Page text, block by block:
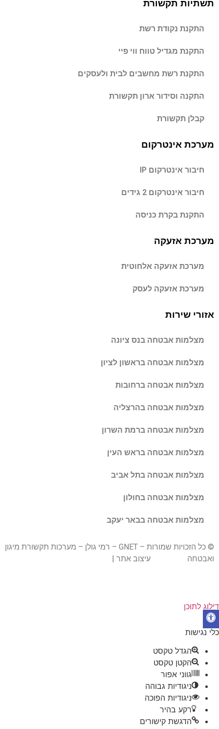
תשתיות תקשורת
התקנת נקודת רשת
התקנת מגדיל טווח ווי פיי
התקנת רשת מחשבים לבית ולעסקים
התקנה וסידור ארון תקשורת
קבלן תקשורת
מערכת אינטרקום
חיבור אינטרקום IP
חיבור אינטרקום 2 גידים
התקנת בקרת כניסה
מערכת אזעקה
מערכת אזעקה אלחוטית
מערכת אזעקה לעסק
אזורי שירות
מצלמות אבטחה בנס ציונה
מצלמות אבטחה בראשון לציון
מצלמות אבטחה ברחובות
מצלמות אבטחה בהרצליה
מצלמות אבטחה ברמת השרון
מצלמות אבטחה בראש העין
מצלמות אבטחה בתל אביב
מצלמות אבטחה בחולון
מצלמות אבטחה בבאר יעקב
© כל הזכויות שמורות – GNET – רמי גולן – מערכות תקשורת מיגון
ואבטחה
עיצוב אתר |
דילוג לתוכן
פתח סרגל נגישות
כלי נגישות
הגדל טקסט
הקטן טקסט
גווני אפור
ניגודיות גבוהה
ניגודיות הפוכה
רקע בהיר
הדגשת קישורים